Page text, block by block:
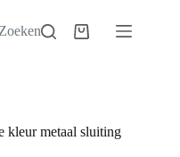
Zoeken Winkelwagen
kleur metaal sluiting